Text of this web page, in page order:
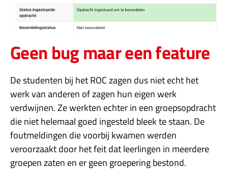
Geen bug maar een feature
De studenten bij het ROC zagen dus niet echt het
werk van anderen of zagen hun eigen werk
verdwijnen. Ze werkten echter in een groepsopdracht
die niet helemaal goed ingesteld bleek te staan. De
foutmeldingen die voorbij kwamen werden
veroorzaakt door het feit dat leerlingen in meerdere
groepen zaten en er geen groepering bestond.